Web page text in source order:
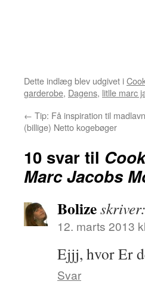
Dette indlæg blev udgivet i
garderobe, Dagens, litlle marc
← Tip: Få inspiration til
(billige) Netto kogebøger
10 svar til
Marc Jacobs
Bolizeskriver:
12. marts 2013
Ejjj, hvor Er
Svar